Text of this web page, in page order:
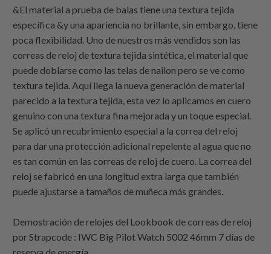
&El material a prueba de balas tiene una textura tejida
específica &y una apariencia no brillante, sin embargo, tiene
poca flexibilidad. Uno de nuestros más vendidos son las
correas de reloj de textura tejida sintética, el material que
puede doblarse como las telas de nailon pero se ve como
textura tejida. Aquí llega la nueva generación de material
parecido a la textura tejida, esta vez lo aplicamos en cuero
genuino con una textura fina mejorada y un toque especial.
Se aplicó un recubrimiento especial a la correa del reloj
para dar una protección adicional repelente al agua que no
es tan común en las correas de reloj de cuero. La correa del
reloj se fabricó en una longitud extra larga que también
puede ajustarse a tamaños de muñeca más grandes.
Demostración de relojes del Lookbook de correas de reloj
por Strapcode : IWC Big Pilot Watch 5002 46mm 7 días de